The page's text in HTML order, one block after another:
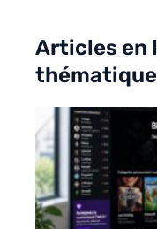
Articles en
thématique